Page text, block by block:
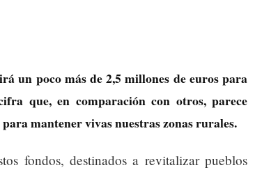
un poco más de 2,5 millones de euros para
que, en comparación con otros, parece
mantener vivas nuestras zonas rurales.
fondos, destinados a revitalizar pueblos